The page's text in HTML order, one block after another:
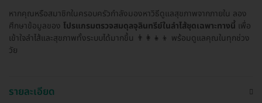
หากคุณหรือสมาชิกในครอบครัวกำลังมองหาวิธีดูแลสุขภาพจากภายใน ลอง
ศึกษาข้อมูลของ โปรแกรมตรวจสมดุลจุลินทรีย์ในลำไส้ชุดเฉพาะทางนี้ เพื่อ
เข้าใจลำไส้และสุขภาพทั้งระบบได้มากขึ้น 👨‍👩‍👧‍👦 พร้อมดูแลคุณในทุกช่วง
วัย
รายละเอียด